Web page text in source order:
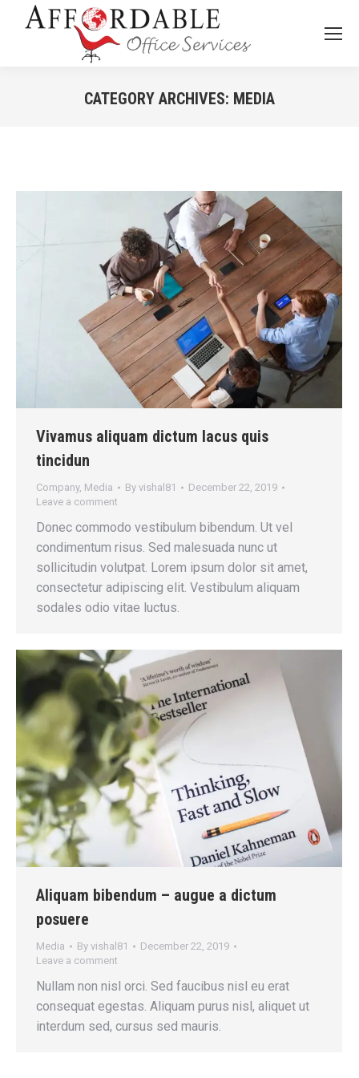
CATEGORY ARCHIVES: MEDIA
Vivamus aliquam dictum lacus quis
tincidun
Company, Media By vishal81
December 22, 2019
Leave a comment
Donec commodo vestibulum bibendum. Ut vel
condimentum risus. Sed malesuada nunc ut
sollicitudin volutpat. Lorem ipsum dolor sit amet,
consectetur adipiscing elit. Vestibulum aliquam
sodales odio vitae luctus.
Aliquam bibendum – augue a dictum
posuere
Media By vishal81
December 22, 2019
Leave a comment
Nullam non nisl orci. Sed faucibus nisl eu erat
consequat egestas. Aliquam purus nisl, aliquet ut
interdum sed, cursus sed mauris.